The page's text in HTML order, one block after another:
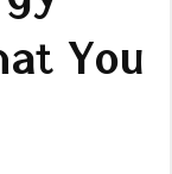
You